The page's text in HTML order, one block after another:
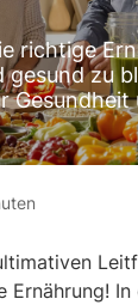
richtige
gesund zu
Gesundheit
Ernährung!